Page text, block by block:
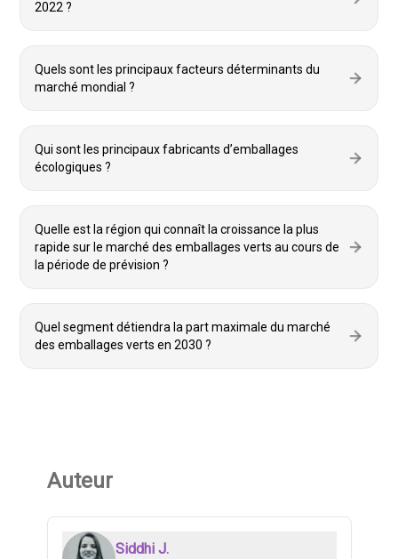
2022 ?
Quels sont les principaux facteurs déterminants du
marché mondial ?
Qui sont les principaux fabricants d’emballages
écologiques ?
Quelle est la région qui connaît la croissance la plus
rapide sur le marché des emballages verts au cours de
la période de prévision ?
Quel segment détiendra la part maximale du marché
des emballages verts en 2030 ?
Auteur
Siddhi J.